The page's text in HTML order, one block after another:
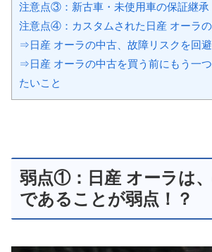
注意点③：新古車・未使用車の保証継承
注意点④：カスタムされた日産 オーラ
⇒日産 オーラの中古、故障リスクを回
⇒日産 オーラの中古を買う前にもう一
たいこと
弱点①：日産 オーラは
であることが弱点！？